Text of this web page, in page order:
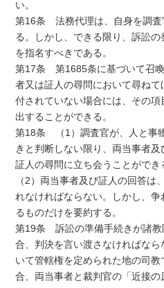
い。
第16条 法務代理は、自身を調査
る。しかし、できる限り、訴訟
を指名すべきである。
第17条 第1685条に基づいて召
者又は証人の尋問において尋ね
付されていない場合には、その
出することができる。
第18条 （1）調査官が、人と事
きと判断しない限り、両当事者
証人の尋問に立ち会うことができ
（2）両当事者及び証人の回答は
れなければならない。しかし、
るものだけを要約する。
第19条 訴訟の準備手続きが諸教
合、判決を言い渡さなければな
いて管轄権を定められた地の司
合、両当事者と裁判官の「近接